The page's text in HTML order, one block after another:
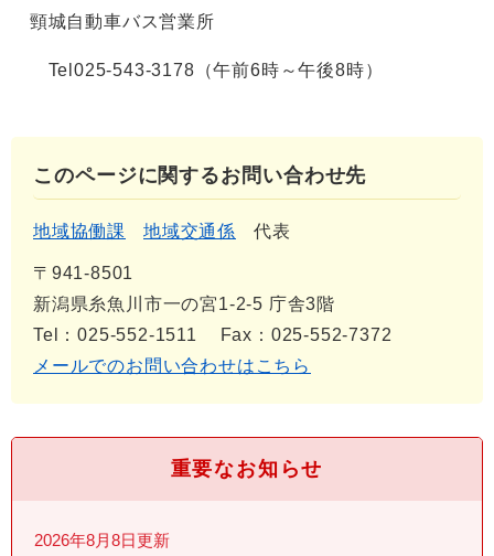
頸城自動車バス営業所
Tel025-543-3178（午前6時～午後8時）
このページに関するお問い合わせ先
地域協働課 地域交通係 代表
〒941-8501
新潟県糸魚川市一の宮1-2-5 庁舎3階
Tel：025-552-1511
Fax：025-552-7372
メールでのお問い合わせはこちら
重要なお知らせ
2026年8月8日更新